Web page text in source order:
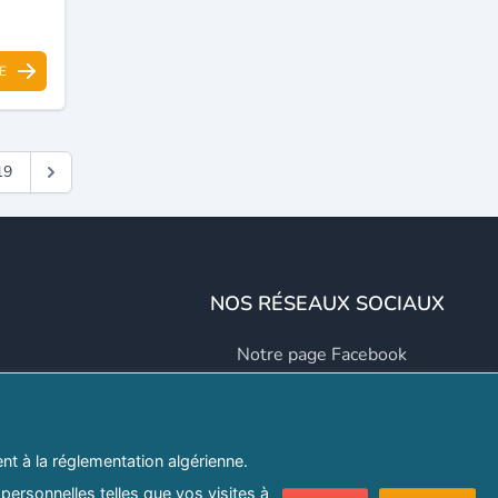
NOS RÉSEAUX SOCIAUX
Notre page Facebook
Notre page Twitter
à la réglementation algérienne.
telles que vos visites à